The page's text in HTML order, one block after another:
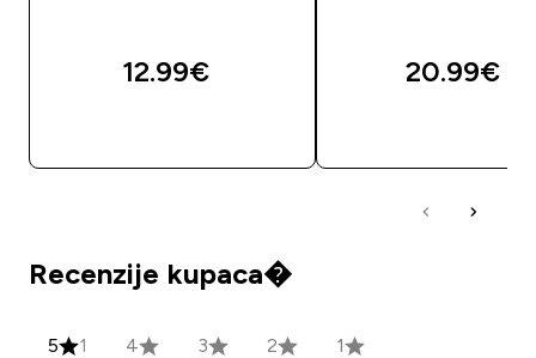
12.99€‎ 20.99€‎
Recenzije kupaca�
5 1 4 3 2 1